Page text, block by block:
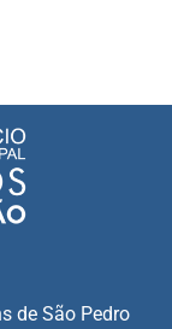
de São Pedro